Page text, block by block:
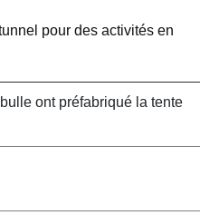
pour des activités en
ont préfabriqué la tente